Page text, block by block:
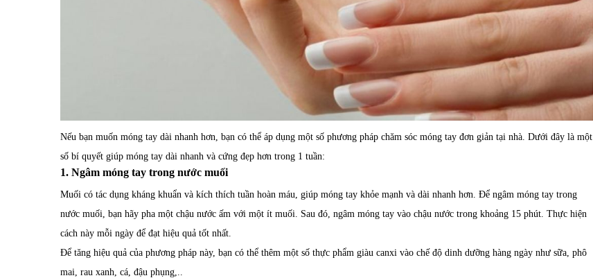
Nếu bạn muốn móng tay dài nhanh hơn, bạn có thể áp dụng một số phương pháp chăm sóc móng tay đơn giản tại nhà. Dưới đây là một
số bí quyết giúp móng tay dài nhanh và cứng đẹp hơn trong 1 tuần:
1. Ngâm móng tay trong nước muối
Muối có tác dụng kháng khuẩn và kích thích tuần hoàn máu, giúp móng tay khỏe mạnh và dài nhanh hơn. Để ngâm móng tay trong
nước muối, bạn hãy pha một chậu nước ấm với một ít muối. Sau đó, ngâm móng tay vào chậu nước trong khoảng 15 phút. Thực hiện
cách này mỗi ngày để đạt hiệu quả tốt nhất.
Để tăng hiệu quả của phương pháp này, bạn có thể thêm một số thực phẩm giàu canxi vào chế độ dinh dưỡng hàng ngày như sữa, phô
mai, rau xanh, cá, đậu phụng,..